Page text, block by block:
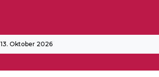
13. Oktober 2026